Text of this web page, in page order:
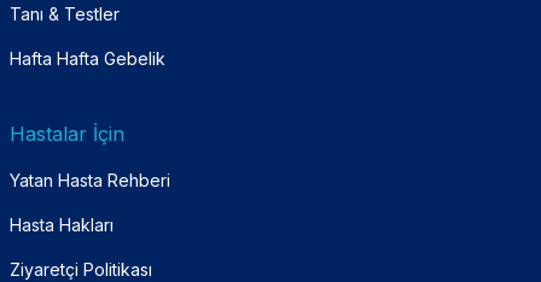
Tanı & Testler
Hafta Hafta Gebelik
Hastalar İçin
Yatan Hasta Rehberi
Hasta Hakları
Ziyaretçi Politikası